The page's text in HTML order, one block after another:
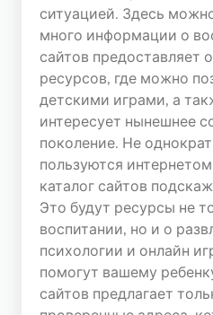
Хостов: 119579
Хитов: 561396
Вчера
Хостов: 1182098
Хитов: 5789745
ситуацией. Здесь
много информации о
сайтов предоставляет
ресурсов, где можно
детскими играми, а
интересует нынешнее
поколение. Не
пользуются
каталог сайтов
Это будут ресурсы не
воспитании, но и о
психологии и онлайн
помогут вашему
сайтов предлагает